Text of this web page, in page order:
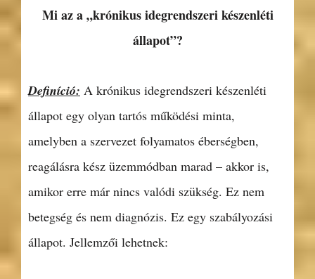
Mi az a „krónikus idegrendszeri készenléti
állapot”?
Definíció: A krónikus idegrendszeri készenléti
állapot egy olyan tartós működési minta,
amelyben a szervezet folyamatos éberségben,
reagálásra kész üzemmódban marad – akkor is,
amikor erre már nincs valódi szükség. Ez nem
betegség és nem diagnózis. Ez egy szabályozási
állapot. Jellemzői lehetnek: